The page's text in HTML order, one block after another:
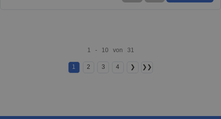
1 - 10 von 31
1 2 3 4 ❯ ❯❯